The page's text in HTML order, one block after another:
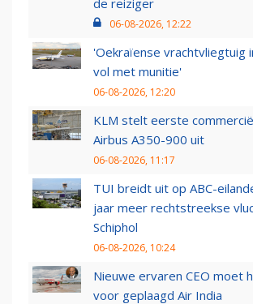
06-08-2026, 12:22
'Oekraïense vrachtvliegtuig
vol met munitie'
06-08-2026, 12:20
KLM stelt eerste
Airbus A350-900 uit
06-08-2026, 11:17
TUI breidt uit op ABC-
jaar meer rechtstreekse
Schiphol
06-08-2026, 10:24
Nieuwe ervaren CEO moet
voor geplaagd Air India